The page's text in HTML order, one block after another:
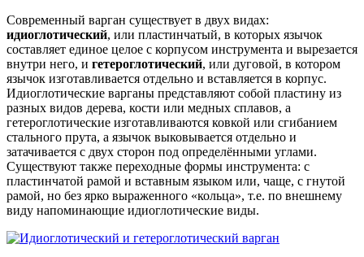
Современный варган существует в двух видах:
идиоглотический, или пластинчатый, в которых язычок
составляет единое целое с корпусом инструмента и вырезается
внутри него, и гетероглотический, или дуговой, в котором
язычок изготавливается отдельно и вставляется в корпус.
Идиоглотические варганы представляют собой пластину из
разных видов дерева, кости или медных сплавов, а
гетероглотические изготавливаются ковкой или сгибанием
стального прута, а язычок выковывается отдельно и
затачивается с двух сторон под определёнными углами.
Существуют также переходные формы инструмента: с
пластинчатой рамой и вставным языком или, чаще, с гнутой
рамой, но без ярко выраженного «кольца», т.е. по внешнему
виду напоминающие идиоглотические виды.